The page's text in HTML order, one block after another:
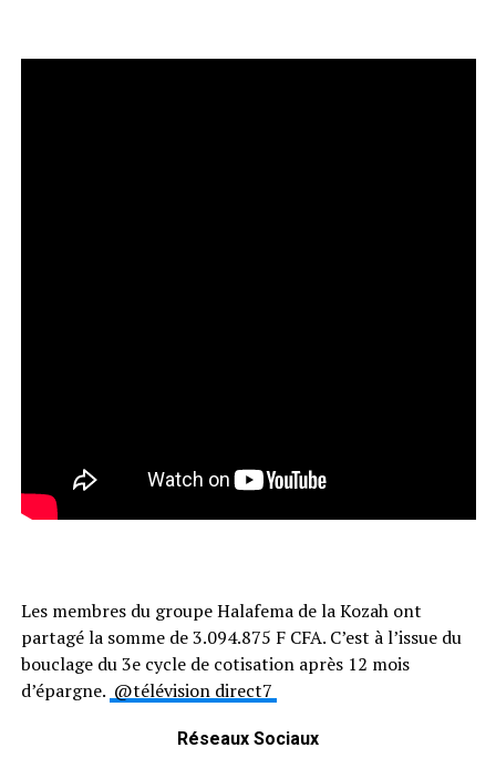
Les membres du groupe Halafema de la Kozah ont
partagé la somme de 3.094.875 F CFA. C’est à l’issue du
bouclage du 3e cycle de cotisation après 12 mois
d’épargne. @télévision direct7
Réseaux Sociaux